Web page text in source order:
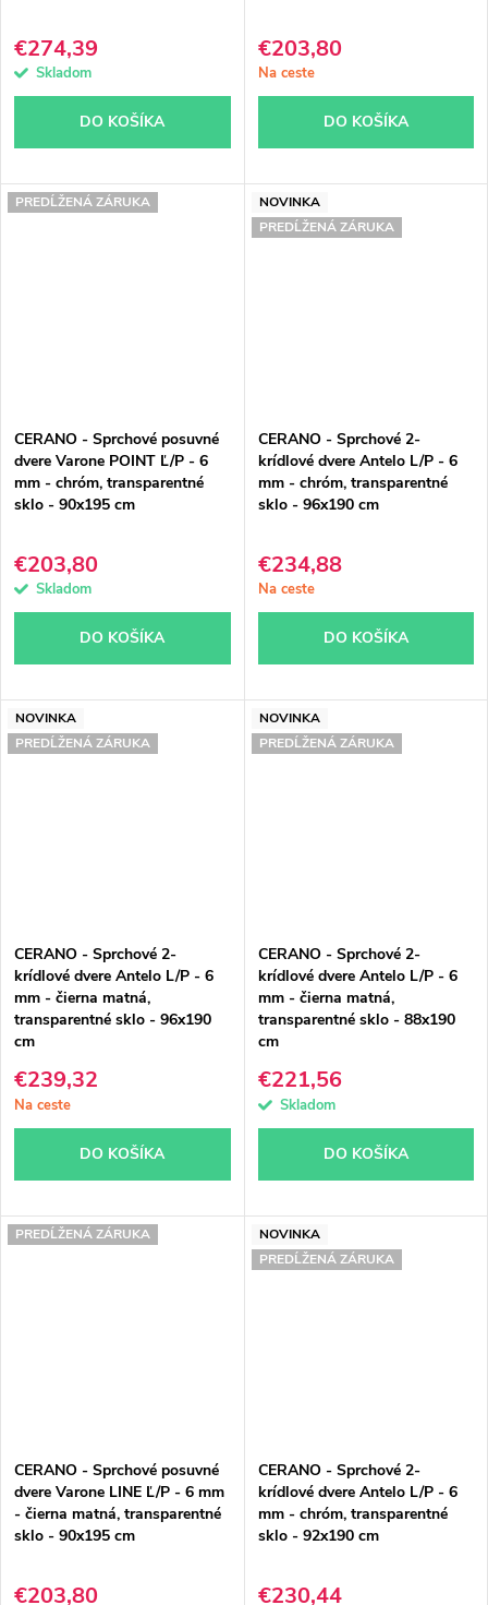
€274,39
Skladom
DO KOŠÍKA
€203,80
Na ceste
DO KOŠÍKA
PREDĹŽENÁ ZÁRUKA
CERANO - Sprchové posuvné
dvere Varone POINT Ľ/P - 6
mm - chróm, transparentné
sklo - 90x195 cm
€203,80
Skladom
DO KOŠÍKA
NOVINKA
PREDĹŽENÁ ZÁRUKA
CERANO - Sprchové 2-
krídlové dvere Antelo L/P - 6
mm - chróm, transparentné
sklo - 96x190 cm
€234,88
Na ceste
DO KOŠÍKA
NOVINKA
PREDĹŽENÁ ZÁRUKA
CERANO - Sprchové 2-
krídlové dvere Antelo L/P - 6
mm - čierna matná,
transparentné sklo - 96x190
cm
€239,32
Na ceste
DO KOŠÍKA
NOVINKA
PREDĹŽENÁ ZÁRUKA
CERANO - Sprchové 2-
krídlové dvere Antelo L/P - 6
mm - čierna matná,
transparentné sklo - 88x190
cm
€221,56
Skladom
DO KOŠÍKA
PREDĹŽENÁ ZÁRUKA
CERANO - Sprchové posuvné
dvere Varone LINE Ľ/P - 6 mm
- čierna matná, transparentné
sklo - 90x195 cm
€203,80
NOVINKA
PREDĹŽENÁ ZÁRUKA
CERANO - Sprchové 2-
krídlové dvere Antelo L/P - 6
mm - chróm, transparentné
sklo - 92x190 cm
€230,44